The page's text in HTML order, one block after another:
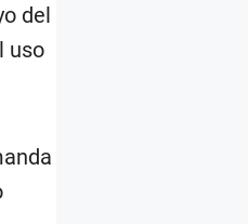
del
uso